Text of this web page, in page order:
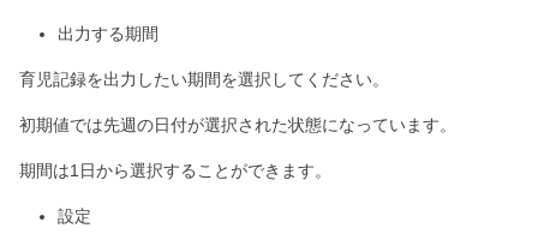
出力する期間
育児記録を出力したい期間を選択してください。
初期値では先週の日付が選択された状態になっています。
期間は1日から選択することができます。
設定